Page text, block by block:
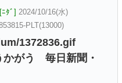
ﾀﾞ] 2024/10/16(水)
PLT(13000)
1372836.gif
かがう 毎日新聞・